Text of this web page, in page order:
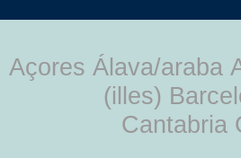
Açores Álava/araba
(illes)
Cantabria